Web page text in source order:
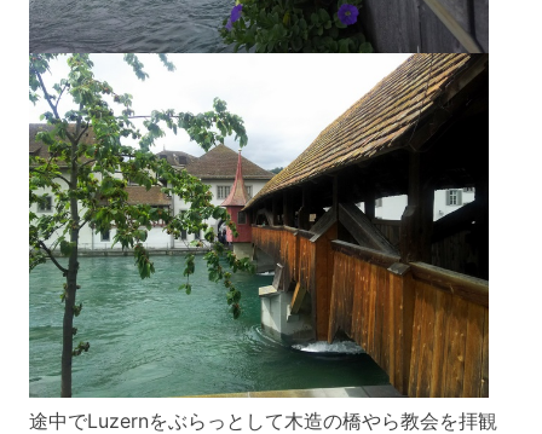
途中でLuzernをぶらっとして木造の橋やら教会を拝観